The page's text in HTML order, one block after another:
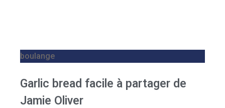
boulange
Garlic bread facile à partager de
Jamie Oliver